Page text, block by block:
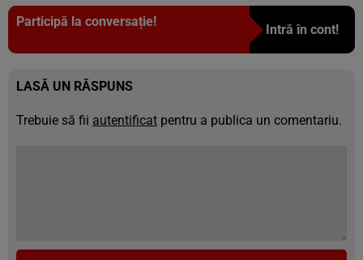
Participă la conversație!
Intră în cont!
LASĂ UN RĂSPUNS
Trebuie să fii autentificat pentru a publica un comentariu.